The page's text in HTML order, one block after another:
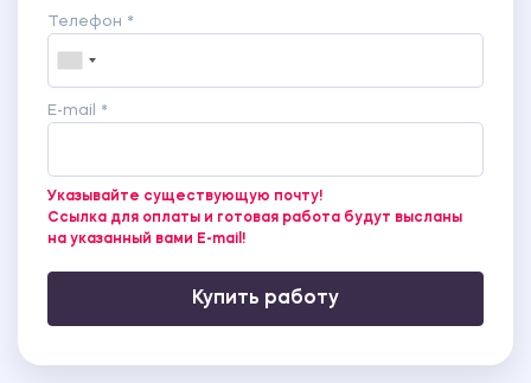
Телефон *
E-mail *
Указывайте существующую почту!
Ссылка для оплаты и готовая работа будут высланы
на указанный вами E-mail!
Купить работу